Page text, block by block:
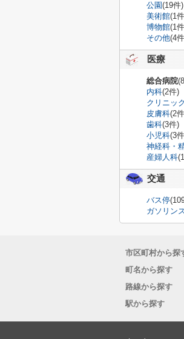
公園(19件)
美術館(1
博物館(1
その他(4
医療
総合病院
内科(2件)
クリニック
皮膚科(2
歯科(3件)
小児科(3
神経科・
産婦人科
交通
バス停
ガソリン
市区町村から探
町名から探す
路線から探す
駅から探す